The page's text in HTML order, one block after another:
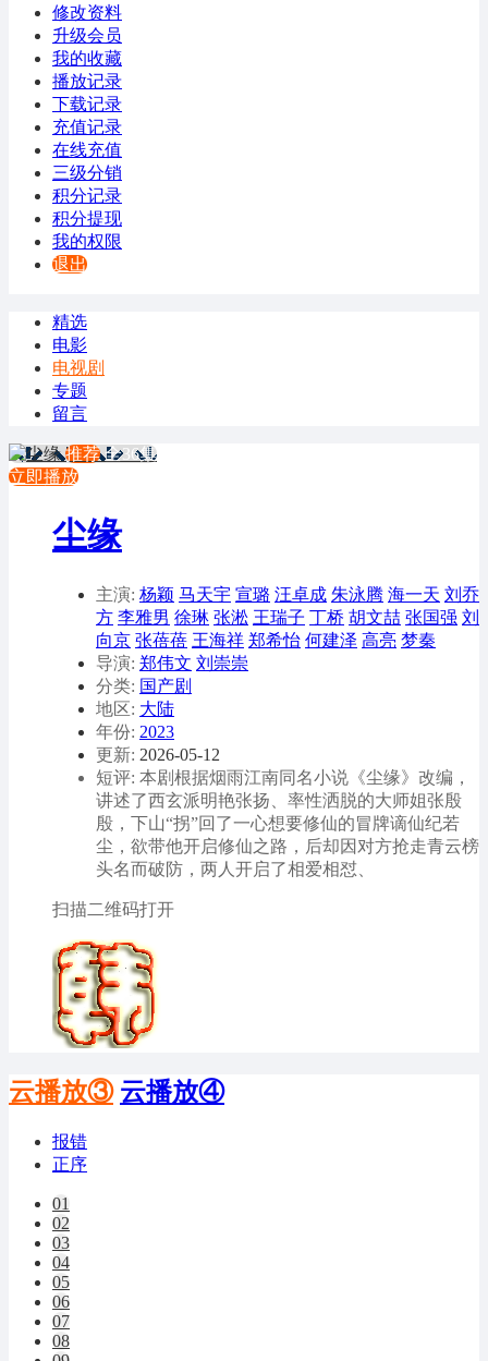
修改资料
升级会员
我的收藏
播放记录
下载记录
充值记录
在线充值
三级分销
积分记录
积分提现
我的权限
退出
精选
电影
电视剧
专题
留言
推荐 全36集
立即播放
尘缘
主演: 杨颖 马天宇 宣璐 汪卓成 朱泳腾 海一天 刘乔
方 李雅男 徐琳 张淞 王瑞子 丁桥 胡文喆 张国强 刘
向京 张蓓蓓 王海祥 郑希怡 何建泽 高亮 梦秦
导演: 郑伟文 刘崇崇
分类: 国产剧
地区: 大陆
年份: 2023
更新: 2026-05-12
短评: 本剧根据烟雨江南同名小说《尘缘》改编，
讲述了西玄派明艳张扬、率性洒脱的大师姐张殷
殷，下山“拐”回了一心想要修仙的冒牌谪仙纪若
尘，欲带他开启修仙之路，后却因对方抢走青云榜
头名而破防，两人开启了相爱相怼、
扫描二维码打开
云播放③ 云播放④
报错
正序
01
02
03
04
05
06
07
08